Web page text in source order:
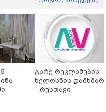
გარე რეკლამების
ხელოსნის
- რუსთავი